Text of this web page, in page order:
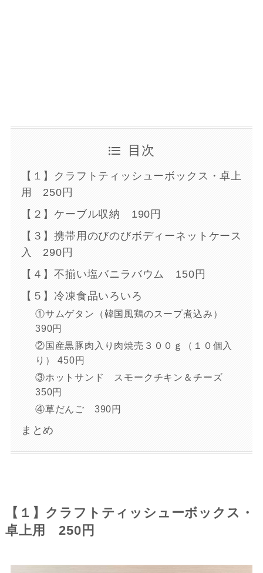
目次
【１】クラフトティッシューボックス・卓上
用 250円
【２】ケーブル収納 190円
【３】携帯用のびのびボディーネットケース
入 290円
【４】不揃い塩バニラバウム 150円
【５】冷凍食品いろいろ
①サムゲタン（韓国風鶏のスープ煮込み）
390円
②国産黒豚肉入り肉焼売３００ｇ（１０個入
り） 450円
③ホットサンド スモークチキン＆チーズ
350円
④草だんご 390円
まとめ
【１】クラフトティッシューボックス・
卓上用 250円